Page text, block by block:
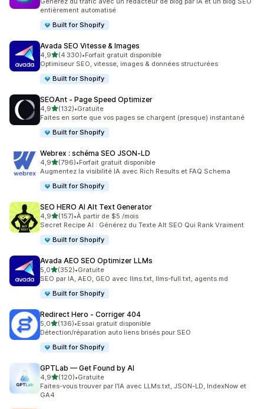
entièrement automatisé
Built for Shopify
Avada SEO Vitesse & Images
4,9étoile(s) sur 5
(4 330)
4330 avis au total
•Forfait gratuit disponible
Optimiseur SEO, vitesse, images & données structurées
Built for Shopify
SEOAnt ‑ Page Speed Optimizer
4,9étoile(s) sur 5
(132)
132 avis au total
•Gratuite
Faites en sorte que vos pages se chargent (presque) instantané
Built for Shopify
Webrex : schéma SEO JSON‑LD
4,9étoile(s) sur 5
(796)
796 avis au total
•Forfait gratuit disponible
Augmentez la visibilité IA avec Rich Results et FAQ Schema
Built for Shopify
SEO HERO AI Alt Text Generator
4,9étoile(s) sur 5
(157)
157 avis au total
•À partir de $5 /mois
Secret Recipe AI : Générez du Texte Alt SEO Qui Rank Vraiment
Built for Shopify
Avada AEO SEO Optimizer LLMs
5,0étoile(s) sur 5
(352)
352 avis au total
•Gratuite
SEO par IA, AEO, GEO avec llms.txt, llms-full.txt, agents.md
Built for Shopify
Redirect Hero ‑ Corriger 404
5,0étoile(s) sur 5
(136)
136 avis au total
•Essai gratuit disponible
Détection/réparation auto liens brisés pour SEO
Built for Shopify
GPTLab — Get Found by AI
4,9étoile(s) sur 5
(120)
120 avis au total
•Gratuite
Faites-vous trouver par l’IA avec LLMs.txt, JSON-LD, IndexNow et
GA4